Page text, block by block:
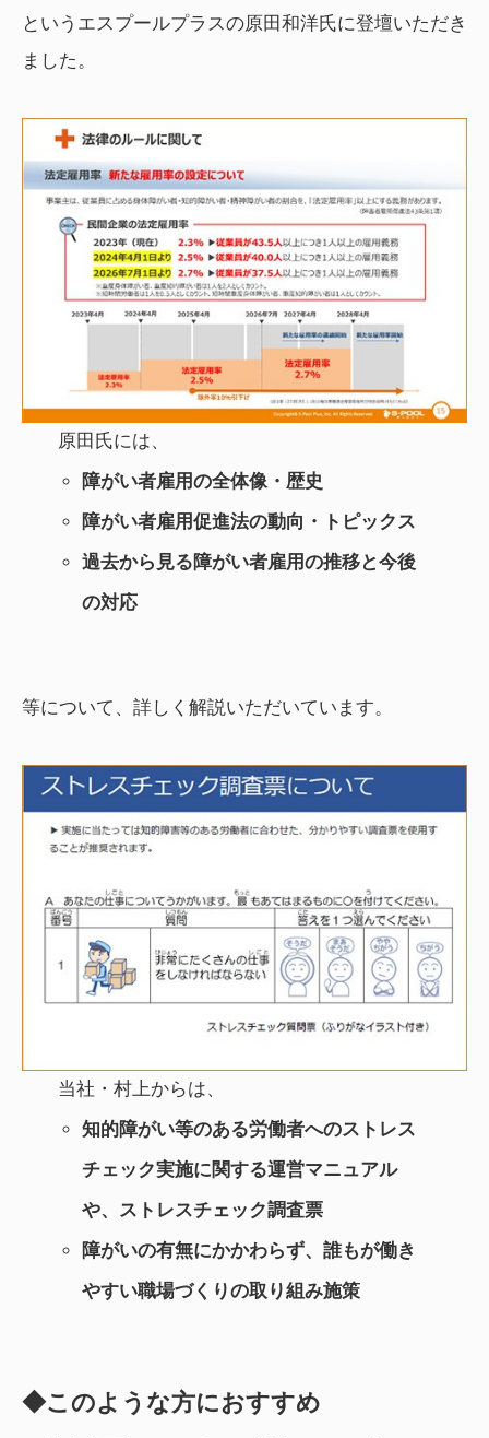
というエスプールプラスの原田和洋氏に登壇いただき
ました。
原田氏には、
障がい者雇用の全体像・歴史
障がい者雇用促進法の動向・トピックス
過去から見る障がい者雇用の推移と今後
の対応
等について、詳しく解説いただいています。
当社・村上からは、
知的障がい等のある労働者へのストレス
チェック実施に関する運営マニュアル
や、ストレスチェック調査票
障がいの有無にかかわらず、誰もが働き
やすい職場づくりの取り組み施策
◆このような方におすすめ